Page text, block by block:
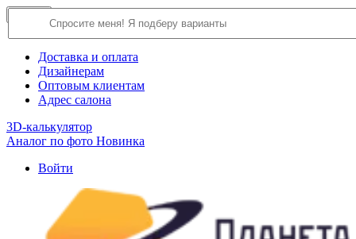
О компании
Доставка и оплата
Дизайнерам
Оптовым клиентам
Адрес салона
3D-калькулятор
Аналог по фото Новинка
Войти